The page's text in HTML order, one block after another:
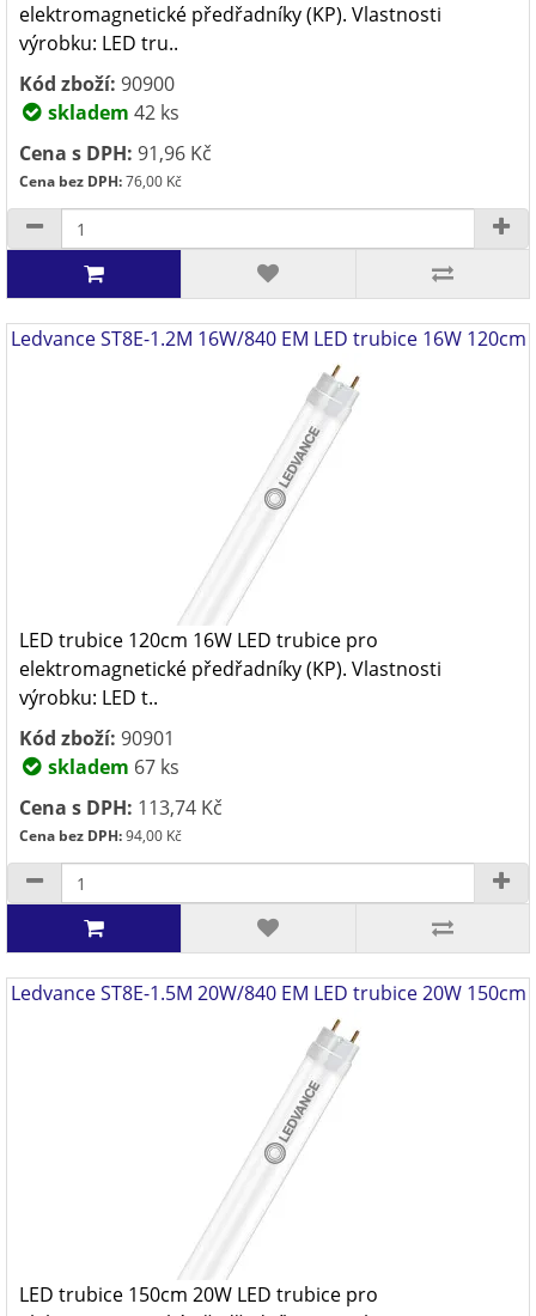
elektromagnetické předřadníky (KP). Vlastnosti
výrobku: LED tru..
Kód zboží: 90900
skladem 42 ks
Cena s DPH: 91,96 Kč
Cena bez DPH:76,00 Kč
Ledvance ST8E-1.2M 16W/840 EM LED trubice 16W 120cm
LED trubice 120cm 16W LED trubice pro
elektromagnetické předřadníky (KP). Vlastnosti
výrobku: LED t..
Kód zboží: 90901
skladem 67 ks
Cena s DPH: 113,74 Kč
Cena bez DPH:94,00 Kč
Ledvance ST8E-1.5M 20W/840 EM LED trubice 20W 150cm
LED trubice 150cm 20W LED trubice pro